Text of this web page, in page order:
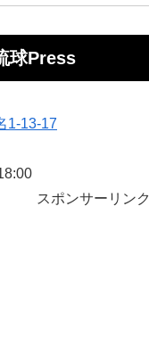
球Press
1-13-17
スポンサーリンク